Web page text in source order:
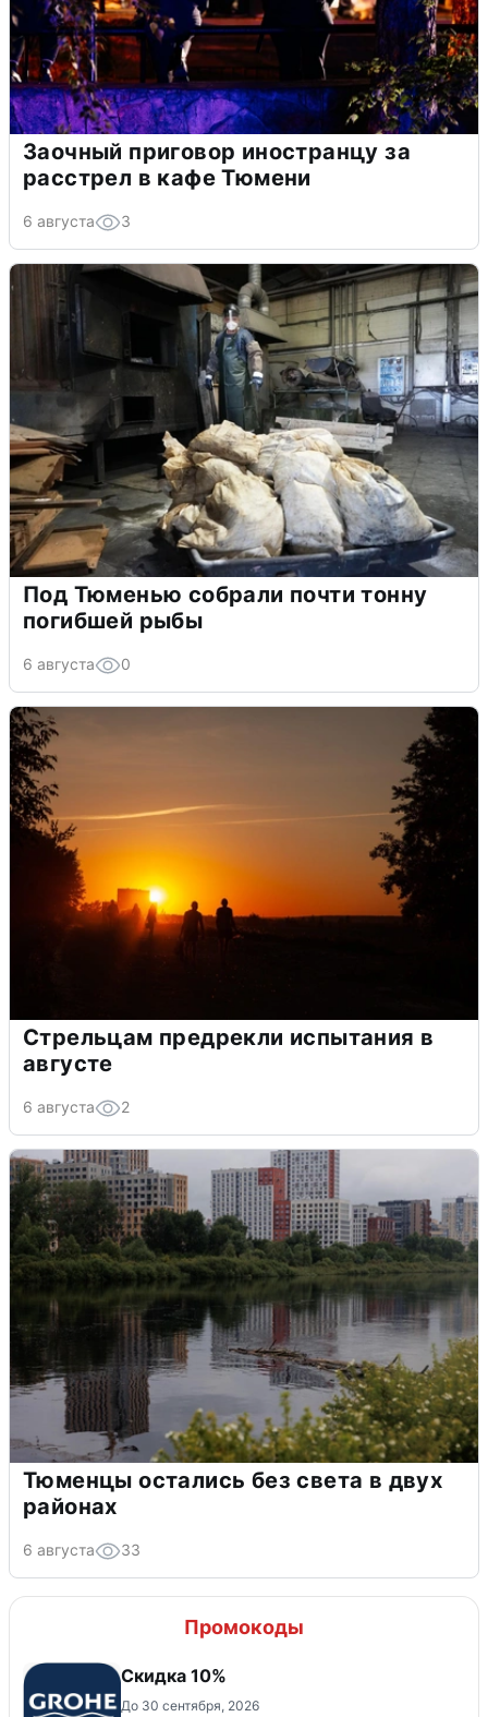
Заочный приговор иностранцу за
расстрел в кафе Тюмени
6 августа 3
Под Тюменью собрали почти тонну
погибшей рыбы
6 августа 0
Стрельцам предрекли испытания в
августе
6 августа 2
Тюменцы остались без света в двух
районах
6 августа 33
Промокоды
Скидка 10%
До 30 сентября, 2026